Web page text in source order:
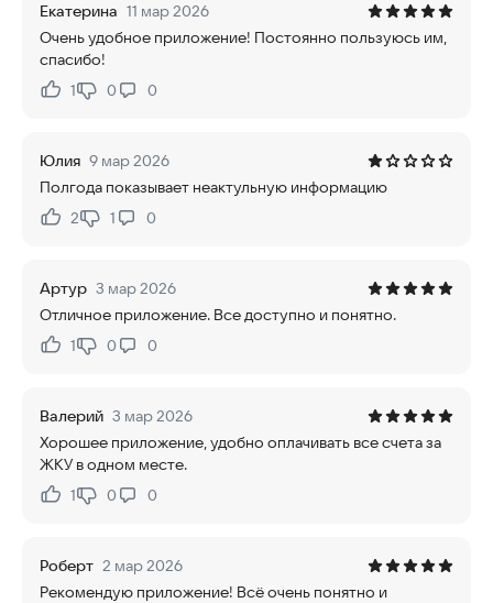
Екатерина 11 мар 2026
Очень удобное приложение! Постоянно пользуюсь им,
спасибо!
Нравится:
1Не нравится:
0 0
Юлия 9 мар 2026
Полгода показывает неактульную информацию
Нравится:
2Не нравится:
1 0
Артур 3 мар 2026
Отличное приложение. Все доступно и понятно.
Нравится:
1Не нравится:
0 0
Валерий 3 мар 2026
Хорошее приложение, удобно оплачивать все счета за
ЖКУ в одном месте.
Нравится:
1Не нравится:
0 0
Роберт 2 мар 2026
Рекомендую приложение! Всё очень понятно и